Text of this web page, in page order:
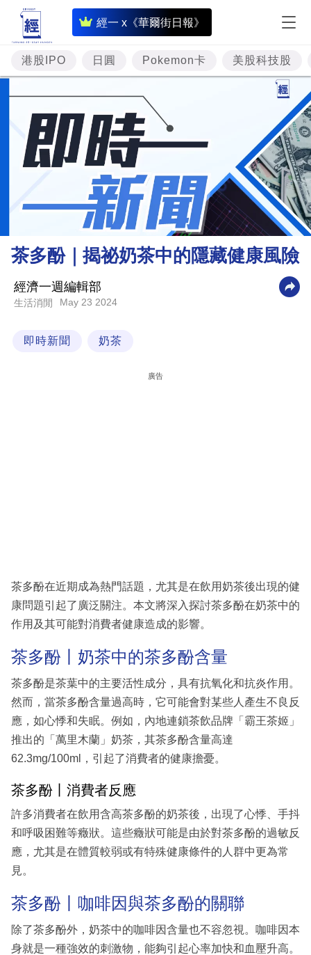
經一 x《華爾街日報》
即
時
財
經
專
題
投
資
樓
市
財
商
業
閱
專
區
港股IPO 日圓 Pokemon卡 美股科技股
茶多酚｜揭祕奶茶中的隱藏健康風險
經濟一週編輯部
生活消閒 May 23 2024
即時新聞 奶茶
廣告
茶多酚在近期成為熱門話題，尤其是在飲用奶茶後出現的健
康問題引起了廣泛關注。本文將深入探討茶多酚在奶茶中的
作用及其可能對消費者健康造成的影響。
茶多酚丨奶茶中的茶多酚含量
茶多酚是茶葉中的主要活性成分，具有抗氧化和抗炎作用。
然而，當茶多酚含量過高時，它可能會對某些人產生不良反
應，如心悸和失眠。例如，內地連鎖茶飲品牌「霸王茶姬」
推出的「萬里木蘭」奶茶，其茶多酚含量高達
62.3mg/100ml，引起了消費者的健康擔憂。
茶多酚丨消費者反應
許多消費者在飲用含高茶多酚的奶茶後，出現了心悸、手抖
和呼吸困難等癥狀。這些癥狀可能是由於對茶多酚的過敏反
應，尤其是在體質較弱或有特殊健康條件的人群中更為常
見。
茶多酚丨咖啡因與茶多酚的關聯
除了茶多酚外，奶茶中的咖啡因含量也不容忽視。咖啡因本
身就是一種強效的刺激物，能夠引起心率加快和血壓升高。